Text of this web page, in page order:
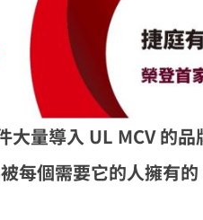
量導入 UL MCV 的
每個需要它的人擁有的